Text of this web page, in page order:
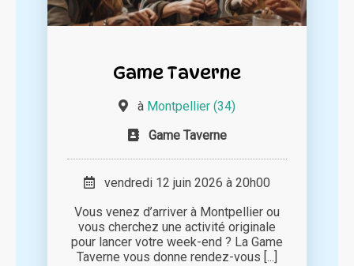
Game Taverne
à Montpellier (34)
Game Taverne
vendredi 12 juin 2026 à 20h00
Vous venez d’arriver à Montpellier ou
vous cherchez une activité originale
pour lancer votre week-end ? La Game
Taverne vous donne rendez-vous [...]